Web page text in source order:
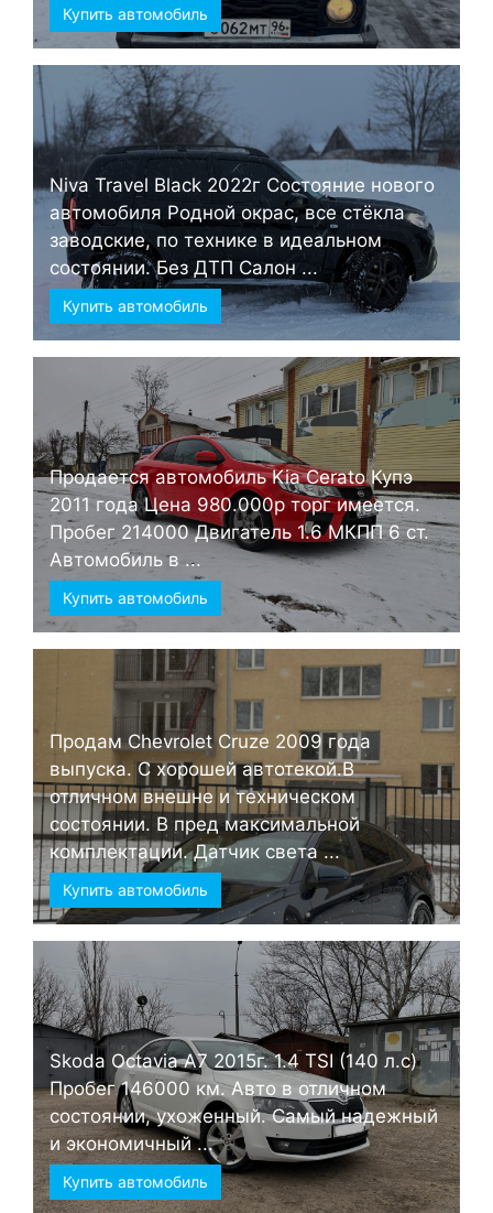
Купить автомобиль
Niva Travel Black 2022г Состояние нового
автомобиля Родной окрас, все стёкла
заводские, по технике в идеальном
состоянии. Без ДТП Салон ...
Купить автомобиль
Продается автомобиль Kia Cerato Купэ
2011 года Цена 980.000р торг имеется.
Пробег 214000 Двигатель 1.6 МКПП 6 ст.
Автомобиль в ...
Купить автомобиль
Продам Chevrolet Cruze 2009 года
выпуска. С хорошей автотекой.В
отличном внешне и техническом
состоянии. В пред максимальной
комплектации. Датчик света ...
Купить автомобиль
Skoda Octavia А7 2015г. 1.4 TSI (140 л.с)
Пробег 146000 км. Авто в отличном
состоянии, ухоженный. Самый надежный
и экономичный ...
Купить автомобиль